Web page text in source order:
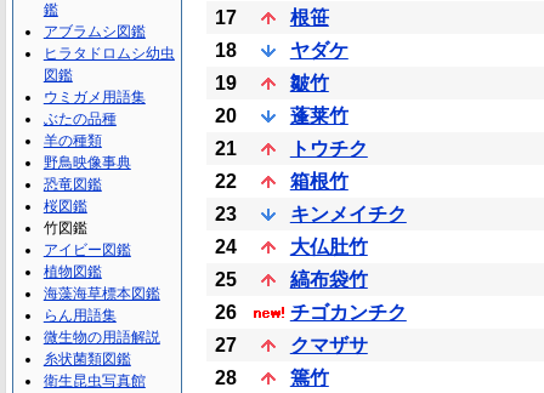
17
根笹
18
ヤダケ
19
皺竹
20
蓬莱竹
21
トウチク
22
箱根竹
23
キンメイチク
24
大仏肚竹
25
縞布袋竹
26
チゴカンチク
27
クマザサ
28
篶竹
鑑
アブラムシ図鑑
ヒラタドロムシ幼虫
図鑑
ウミガメ用語集
ぶたの品種
羊の種類
野鳥映像事典
恐竜図鑑
桜図鑑
竹図鑑
アイビー図鑑
植物図鑑
海藻海草標本図鑑
らん用語集
微生物の用語解説
糸状菌類図鑑
衛生昆虫写真館